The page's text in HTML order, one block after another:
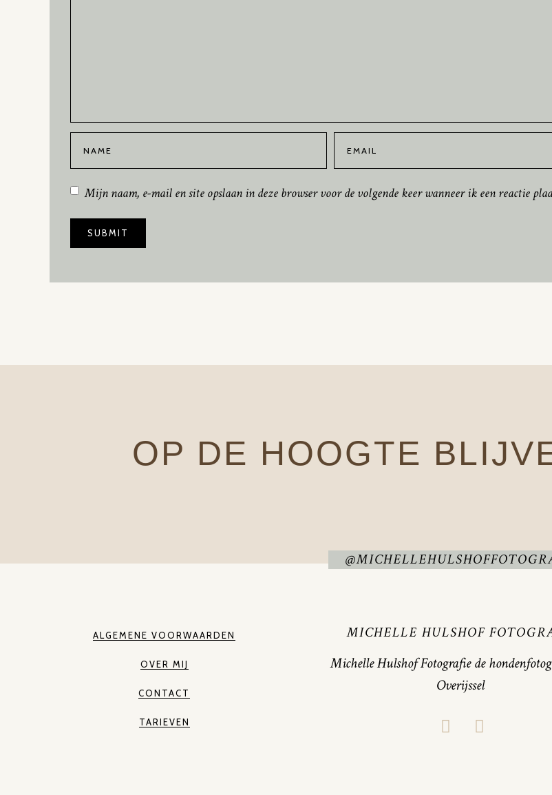
Mijn naam, e-mail en site opslaan in deze browser voor de volgende keer wanneer ik een reactie
OP DE HOOGTE
ALGEMENE VOORWAARDEN
OVER MIJ
CONTACT
TARIEVEN
MICHELLE HULSHOF
Michelle Hulshof Fotografie de
Overijssel